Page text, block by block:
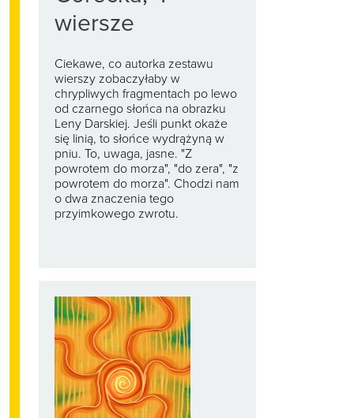
wiersze
Ciekawe, co autorka zestawu
wierszy zobaczyłaby w
chrypliwych fragmentach po lewo
od czarnego słońca na obrazku
Leny Darskiej. Jeśli punkt okaże
się linią, to słońce wydrążyną w
pniu. To, uwaga, jasne. "Z
powrotem do morza", "do zera", "z
powrotem do morza". Chodzi nam
o dwa znaczenia tego
przyimkowego zwrotu.